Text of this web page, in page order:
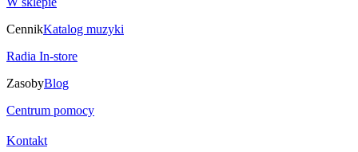
CennikKatalog muzyki
Radia In-store
ZasobyBlog
Centrum pomocy
Kontakt